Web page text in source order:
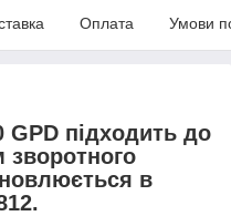
Оплата Умови
GPD підходить до
зворотного
в